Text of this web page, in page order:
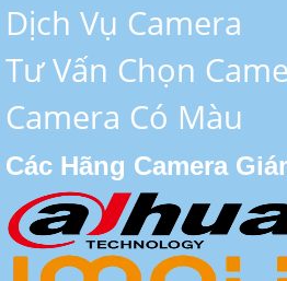
Dịch Vụ Camera
Tư Vấn Chọn
Camera Có Màu
Các Hãng Camera